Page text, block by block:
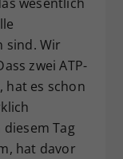
sind. Wir
zwei ATP-
hat es schon
Tag
hat davor